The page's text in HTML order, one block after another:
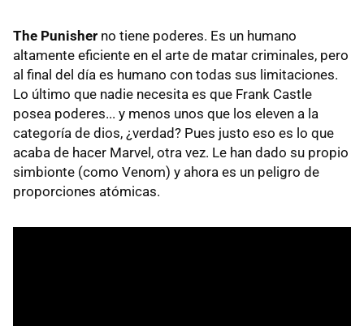
The Punisher no tiene poderes. Es un humano
altamente eficiente en el arte de matar criminales, pero
al final del día es humano con todas sus limitaciones.
Lo último que nadie necesita es que Frank Castle
posea poderes... y menos unos que los eleven a la
categoría de dios, ¿verdad? Pues justo eso es lo que
acaba de hacer Marvel, otra vez. Le han dado su propio
simbionte (como Venom) y ahora es un peligro de
proporciones atómicas.